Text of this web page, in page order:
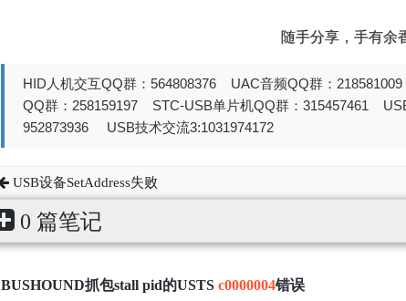
随手分享，手有余
HID人机交互QQ群：564808376 UAC音频QQ群：
QQ群：258159197 STC-USB单片机QQ群：315457461
952873936 USB技术交流3:1031974172
USB设备SetAddress失败
0 篇笔记
BUSHOUND抓包stall pid的USTS c0000004错误